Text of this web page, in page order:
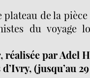
plateau de la
du voyage
, réalisée par Adel
(jusqu’au